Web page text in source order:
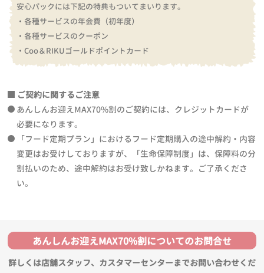
安心パックには下記の特典もついてまいります。
・各種サービスの年会費（初年度）
・各種サービスのクーポン
・Coo＆RIKUゴールドポイントカード
ご契約に関するご注意
あんしんお迎えMAX70%割のご契約には、クレジットカードが
必要になります。
「フード定期プラン」におけるフード定期購入の途中解約・内容
変更はお受けしておりますが、「生命保障制度」は、保障料の分
割払いのため、途中解約はお受け致しかねます。ご了承くださ
い。
あんしんお迎えMAX70%割についてのお問合せ
詳しくは店舗スタッフ、カスタマーセンターまでお問い合わせくだ